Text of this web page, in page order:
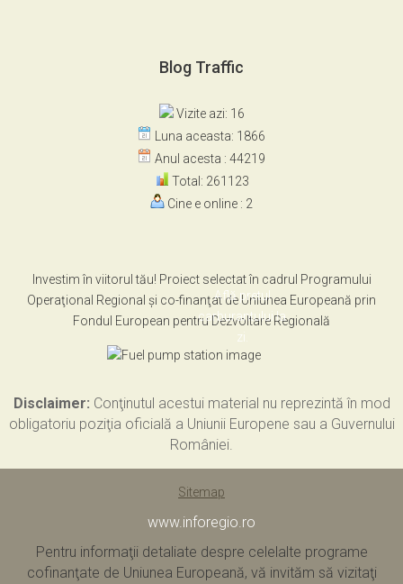
Blog Traffic
Vizite azi: 16
Luna aceasta: 1866
Anul acesta : 44219
Total: 261123
Cine e online : 2
Investim în viitorul tău! Proiect selectat în cadrul Programului
Operaţional Regional şi co-finanţat de Uniunea Europeană prin
Fondul European pentru Dezvoltare Regională
Află pretul
carburantului la
zi.
Disclaimer: Conţinutul acestui material nu reprezintă în mod
obligatoriu poziţia oficială a Uniunii Europene sau a Guvernului
României.
Sitemap
www.inforegio.ro
Pentru informaţii detaliate despre celelalte programe
cofinanţate de Uniunea Europeană, vă invităm să vizitaţi